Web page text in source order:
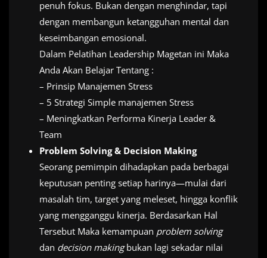
penuh fokus. Bukan dengan menghindar, tapi
dengan membangun ketangguhan mental dan
keseimbangan emosional.
Dalam Pelatihan Leadership Magetan ini Maka
Anda Akan Belajar Tentang :
– Prinsip Manajemen Stress
– 5 Strategi Simple manajemen Stress
– Meningkatkan Performa Kinerja Leader &
Team
Problem Solving & Decision Making
Seorang pemimpin dihadapkan pada berbagai
keputusan penting setiap harinya—mulai dari
masalah tim, target yang meleset, hingga konflik
yang mengganggu kinerja. Berdasarkan Hal
Tersebut Maka kemampuan problem solving
dan decision makingbukan lagi sekadar nilai